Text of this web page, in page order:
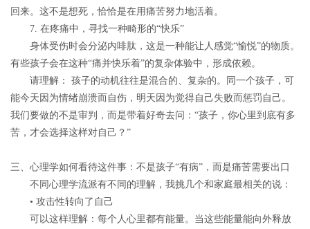
回来。这不是想死，恰恰是在用痛苦努力地活着。
7. 在疼痛中，寻找一种畸形的“快乐”
身体受伤时会分泌内啡肽，这是一种能让人感觉“愉悦”的物质。
有些孩子会在这种“痛并快乐着”的复杂体验中，形成依赖。
请理解 ： 孩子的动机往往是混合的、复杂的。同一个孩子，可
能今天因为情绪崩溃而自伤，明天因为觉得自己失败而惩罚自己。
我们要做的不是审判，而是带着好奇去问：“孩子，你心里到底有多
苦，才会选择这样对自己？”
三、心理学如何看待这件事：不是孩子“有病”，而是痛苦需要出口
不同心理学流派有不同的理解，我挑几个和家庭最相关的说：
• 攻击性转向了自己
可以这样理解：每个人心里都有能量。当这些能量能向外释放